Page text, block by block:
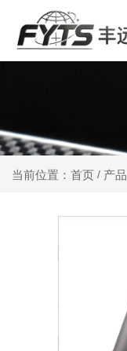
当前位置：首页 / 产品